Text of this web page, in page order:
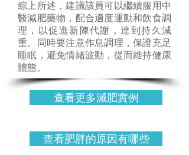
綜上所述，建議該員可以繼續服用中
醫減肥藥物，配合適度運動和飲食調
理，以促進新陳代謝，達到持久減
重。同時要注意作息調理，保證充足
睡眠，避免情緒波動，從而維持健康
體態。
查看更多減肥實例
查看肥胖的原因有哪些